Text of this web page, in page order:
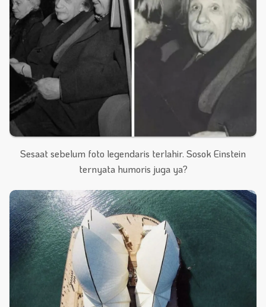
Sesaat sebelum foto legendaris terlahir. Sosok Einstein
ternyata humoris juga ya?